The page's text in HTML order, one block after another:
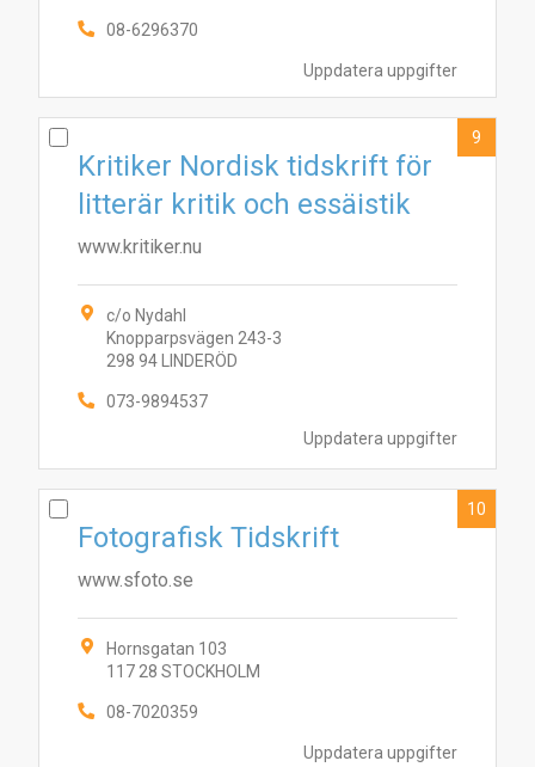
Uppdatera uppgifter
08-6296370
Uppdatera uppgifter
Kritiker Nordisk tidskrift för
litterär kritik och essäistik
www.kritiker.nu
c/o Nydahl
Knopparpsvägen 243-3
298 94 LINDERÖD
073-9894537
9
Uppdatera uppgifter
Fotografisk Tidskrift
www.sfoto.se
Hornsgatan 103
117 28 STOCKHOLM
08-7020359
10